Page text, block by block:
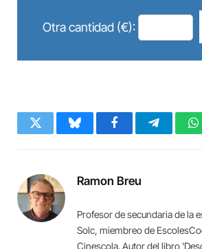
Otra cantidad (€):
Twitter BlueskyFacebookTelegram
Ramon Breu
Profesor de secundaria de la
Solc, miembreo de
Cinescola. Autor del libro